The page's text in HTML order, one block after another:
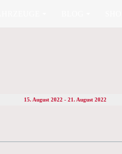
15. August 2022 - 21. August 2022